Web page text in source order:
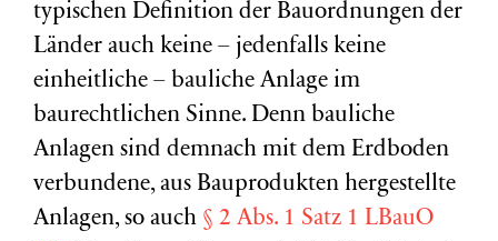
typischen Definition der Bauordnungen der
Länder auch keine – jedenfalls keine
einheitliche – bauliche Anlage im
baurechtlichen Sinne. Denn bauliche
Anlagen sind demnach mit dem Erdboden
verbundene, aus Bauprodukten hergestellte
Anlagen, so auch § 2 Abs. 1 Satz 1 LBauO